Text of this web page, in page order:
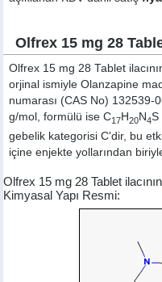
Olfrex 15 mg 28
Olfrex 15 mg 28 Tablet
orjinal ismiyleOlanzapine
numarası (CAS No) 132539-
g/mol, formülü ise C17H20N 4S
gebelik kategorisi C'dir, bu
içine enjekte yollarından biriyle
Olfrex 15 mg 28 Tablet
Kimyasal Yapı Resmi: